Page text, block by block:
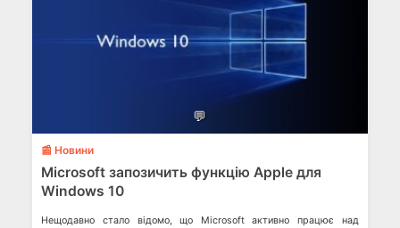
💬
📰 Новини
Microsoft запозичить функцію Apple для
Windows 10
Нещодавно стало відомо, що Microsoft активно працює над